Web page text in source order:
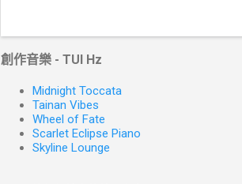
創作音樂 - TUI Hz
Midnight Toccata
Tainan Vibes
Wheel of Fate
Scarlet Eclipse Piano
Skyline Lounge